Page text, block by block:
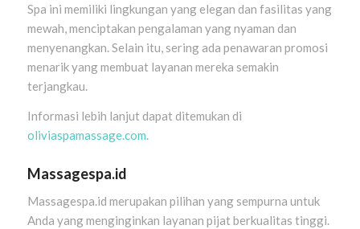
Spa ini memiliki lingkungan yang elegan dan fasilitas yang
mewah, menciptakan pengalaman yang nyaman dan
menyenangkan. Selain itu, sering ada penawaran promosi
menarik yang membuat layanan mereka semakin
terjangkau.
Informasi lebih lanjut dapat ditemukan di
oliviaspamassage.com
Massagespa.id
Massagespa.id merupakan pilihan yang sempurna untuk
Anda yang menginginkan layanan pijat berkualitas tinggi.